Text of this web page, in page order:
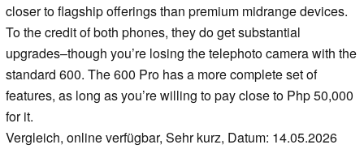
closer to flagship offerings than premium midrange devices.
To the credit of both phones, they do get substantial
upgrades–though you’re losing the telephoto camera with the
standard 600. The 600 Pro has a more complete set of
features, as long as you’re willing to pay close to Php 50,000
for it.
Vergleich, online verfügbar, Sehr kurz, Datum: 14.05.2026